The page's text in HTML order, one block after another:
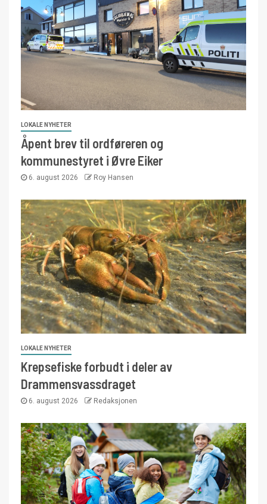
LOKALE NYHETER
Åpent brev til ordføreren og
kommunestyret i Øvre Eiker
6. august 2026 Roy Hansen
LOKALE NYHETER
Krepsefiske forbudt i deler av
Drammensvassdraget
6. august 2026 Redaksjonen